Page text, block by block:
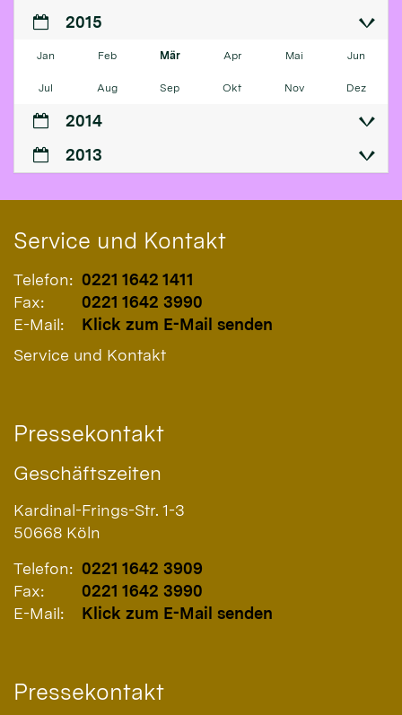
2015
Jan Feb Mär Apr Mai Jun
Jul Aug Sep Okt Nov Dez
2014
2013
Service und Kontakt
Telefon: 0221 1642 1411
Fax:
0221 1642 3990
E-Mail:
Klick zum E-Mail senden
Service und Kontakt
Pressekontakt
Geschäftszeiten
Kardinal-Frings-Str. 1-3
50668 Köln
Telefon: 0221 1642 3909
Fax:
0221 1642 3990
E-Mail:
Klick zum E-Mail senden
Pressekontakt